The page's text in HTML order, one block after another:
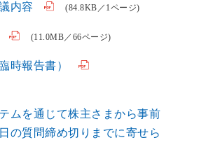
内容 (84.8KB／1ページ)
(11.0MB／66ページ)
時報告書）
ムを通じて株主さまから事前
の質問締め切りまでに寄せら